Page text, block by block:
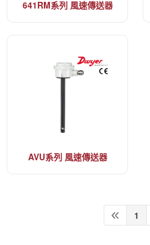
641RM系列 風速傳送器
AVU系列 風速傳送器
1